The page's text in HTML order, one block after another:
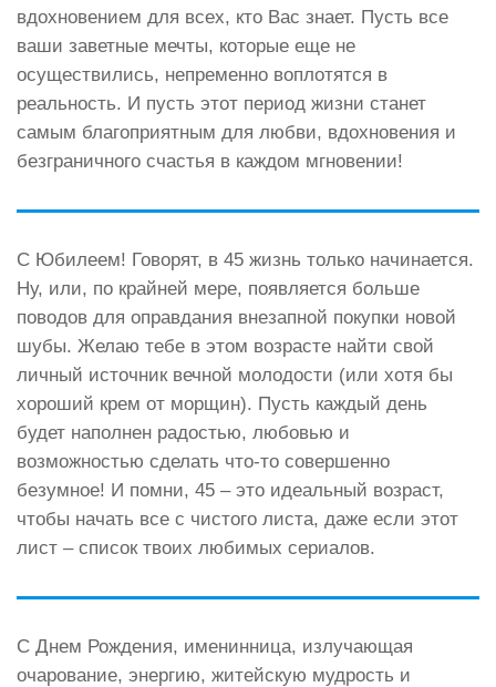
вдохновением для всех, кто Вас знает. Пусть все
ваши заветные мечты, которые еще не
осуществились, непременно воплотятся в
реальность. И пусть этот период жизни станет
самым благоприятным для любви, вдохновения и
безграничного счастья в каждом мгновении!
С Юбилеем! Говорят, в 45 жизнь только начинается.
Ну, или, по крайней мере, появляется больше
поводов для оправдания внезапной покупки новой
шубы. Желаю тебе в этом возрасте найти свой
личный источник вечной молодости (или хотя бы
хороший крем от морщин). Пусть каждый день
будет наполнен радостью, любовью и
возможностью сделать что-то совершенно
безумное! И помни, 45 – это идеальный возраст,
чтобы начать все с чистого листа, даже если этот
лист – список твоих любимых сериалов.
С Днем Рождения, именинница, излучающая
очарование, энергию, житейскую мудрость и